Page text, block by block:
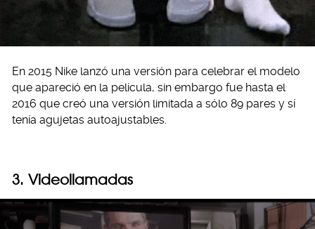
En 2015 Nike lanzó una versión para celebrar el modelo
que apareció en la película, sin embargo fue hasta el
2016 que creó una versión limitada a sólo 89 pares y sí
tenía agujetas autoajustables.
3. Videollamadas